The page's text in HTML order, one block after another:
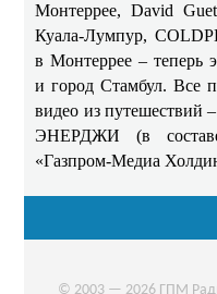
Монтеррее, David
Куала-Лумпур,
в Монтеррее – теперь
и город Стамбул. Все
видео из путешествий
ЭНЕРДЖИ (в
«Газпром-Медиа
© 2003 — 2026 ГПМ